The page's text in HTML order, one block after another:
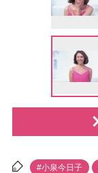
#小泉今日子